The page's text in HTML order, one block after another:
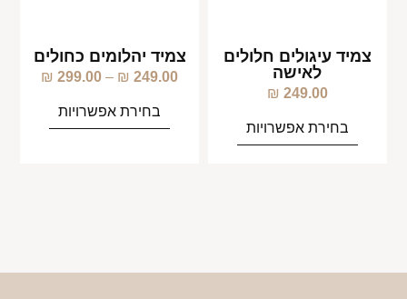
צמיד עיגולים חלולים
לאישה
249.00
₪
בחירת אפשרויות
צמיד יהלומים כחולים
249.00
₪
–
299.00
₪
בחירת אפשרויות